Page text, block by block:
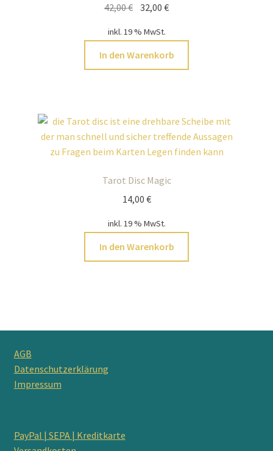
42,00€ Ursprünglicher
war:
42,00 €
32,00€Aktueller
ist:
32,00 €.
inkl. 19 % MwSt.
In den Warenkorb
Tarot Disc Magic
14,00 €
inkl. 19 % MwSt.
In den Warenkorb
AGB
Datenschutzerklärung
Impressum
PayPal | SEPA | Kreditkarte